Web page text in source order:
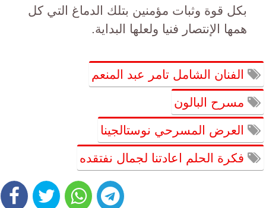
بكل قوة وثبات مؤمنين بتلك الدماغ التي كل
همها الإنتصار فنيا ولعلها البداية.
الفنان الشامل تامر عبد المنعم
مسرح البالون
العرض المسرحي نوستالجينا
فكرة الحلم اعادتنا لجمال نفتقده